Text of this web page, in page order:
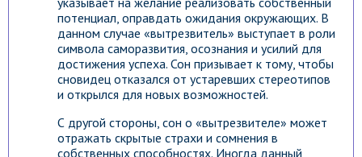
потенциал, оправдать ожидания окружающих. В
данном случае «вытрезвитель» выступает в роли
символа саморазвития, осознания и усилий для
достижения успеха. Сон призывает к тому, чтобы
сновидец отказался от устаревших стереотипов
и открылся для новых возможностей.
С другой стороны, сон о «вытрезвителе» может
отражать скрытые страхи и сомнения в
собственных способностях. Иногда данный